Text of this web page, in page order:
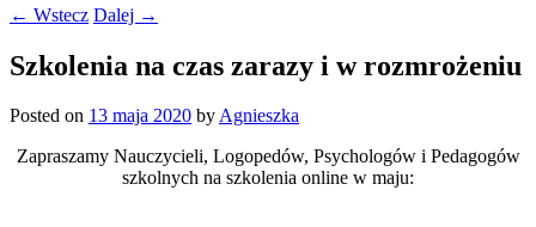
← Wstecz Dalej →
Szkolenia na czas zarazy i w rozmrożeniu
Posted on 13 maja 2020 byAgnieszka
Zapraszamy Nauczycieli, Logopedów, Psychologów i Pedagogów
szkolnych na szkolenia online w maju: